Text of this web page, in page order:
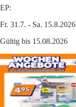
EP:
Fr. 31.7. - Sa. 15.8.2026
Gültig bis 15.08.2026